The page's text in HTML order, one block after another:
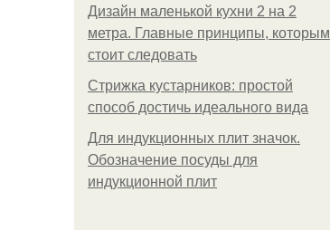
Дизайн маленькой кухни 2 на 2
метра. Главные принципы, которым
стоит следовать
Стрижка кустарников: простой
способ достичь идеального вида
Для индукционных плит значок.
Обозначение посуды для
индукционной плит